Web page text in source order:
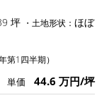
坪 ・土地形状： ほぼ
第1四半期）
単価 44.6 万円/坪